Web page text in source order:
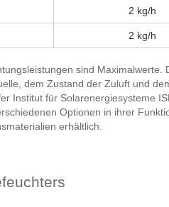
2 kg/h
2 kg/h
sind
dem Zustand der Zuluft und
Institut für Solarenergiesysteme
Optionen in ihrer
erhältlich.